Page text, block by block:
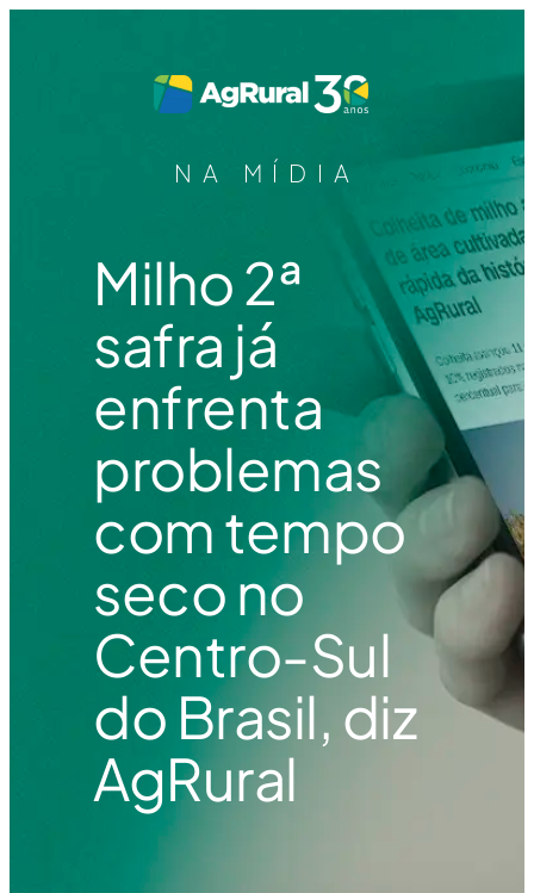
NA MÍDIA
Milho 2ª
safra já
enfrenta
problemas
com tempo
seco no
Centro-Sul
do Brasil, diz
AgRural